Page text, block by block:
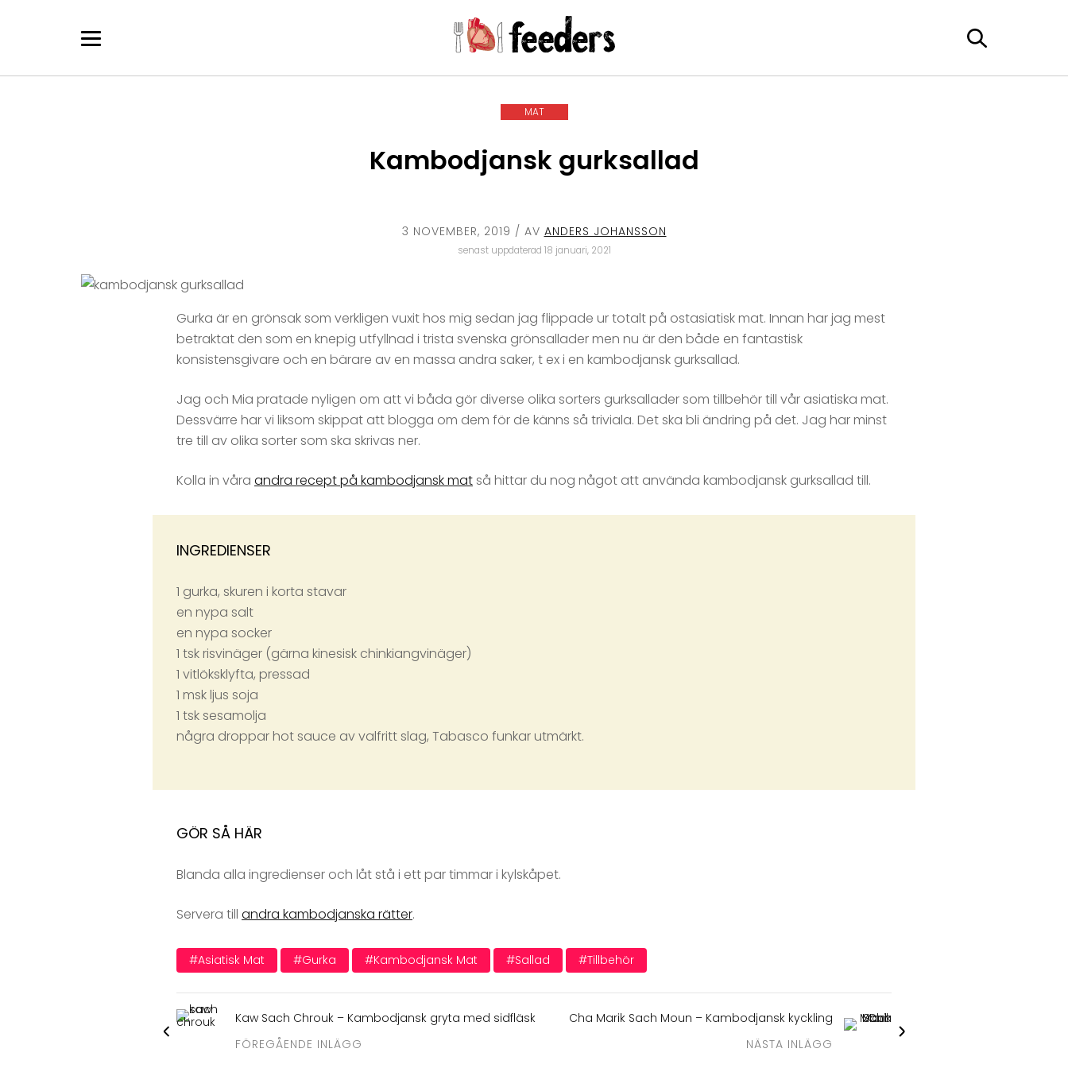
MAT
Kambodjansk gurksallad
3 NOVEMBER, 2019 / AV ANDERS JOHANSSON
senast uppdaterad 18 januari, 2021
Gurka är en grönsak som verkligen vuxit hos mig sedan jag flippade ur totalt på ostasiatisk mat. Innan har jag mest
betraktat den som en knepig utfyllnad i trista svenska grönsallader men nu är den både en fantastisk
konsistensgivare och en bärare av en massa andra saker, t ex i en kambodjansk gurksallad.
Jag och Mia pratade nyligen om att vi båda gör diverse olika sorters gurksallader som tillbehör till vår asiatiska mat.
Dessvärre har vi liksom skippat att blogga om dem för de känns så triviala. Det ska bli ändring på det. Jag har minst
tre till av olika sorter som ska skrivas ner.
Kolla in våra andra recept på kambodjansk matså hittar du nog något att använda kambodjansk gurksallad till.
INGREDIENSER
1 gurka, skuren i korta stavar
en nypa salt
en nypa socker
1 tsk risvinäger (gärna kinesisk chinkiangvinäger)
1 vitlöksklyfta, pressad
1 msk ljus soja
1 tsk sesamolja
några droppar hot sauce av valfritt slag, Tabasco funkar utmärkt.
GÖR SÅ HÄR
Blanda alla ingredienser och låt stå i ett par timmar i kylskåpet.
Servera till andra kambodjanska rätter.
#asiatisk Mat #gurka #kambodjansk Mat #sallad #tillbehör
Kaw Sach Chrouk – Kambodjansk gryta med sidfläsk
FÖREGÅENDE INLÄGG
Cha Marik Sach Moun – Kambodjansk kyckling
NÄSTA INLÄGG